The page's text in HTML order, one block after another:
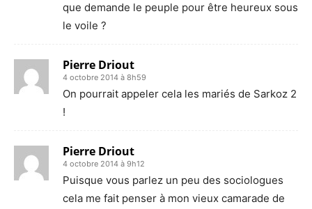
que demande le peuple pour être heureux sous
le voile ?
Pierre Driout
4 octobre 2014 à 8h59
On pourrait appeler cela les mariés de Sarkoz 2
!
Pierre Driout
4 octobre 2014 à 9h12
Puisque vous parlez un peu des sociologues
cela me fait penser à mon vieux camarade de